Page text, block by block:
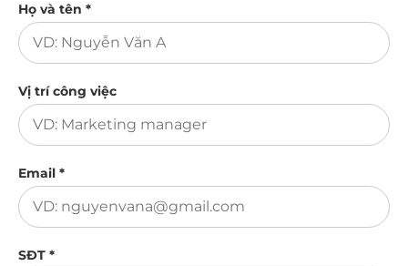
Họ và tên *
Vị trí công việc
Email *
SĐT *